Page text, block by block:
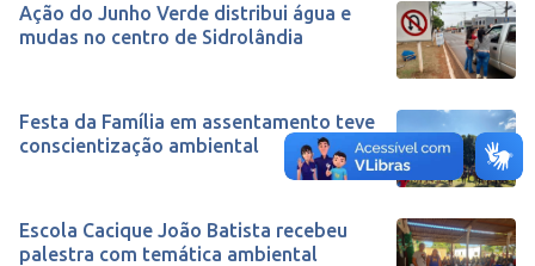
Ação do Junho Verde distribui água e
mudas no centro de Sidrolândia
Festa da Família em assentamento teve
conscientização ambiental
Escola Cacique João Batista recebeu
palestra com temática ambiental